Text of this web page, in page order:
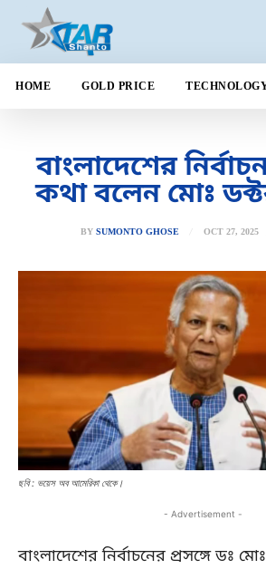
HOME GOLD PRICE
বাংলাদেশের
কথা বলেন মোঃ
BY SUMONTO GHOSE OCT 27, 2025
ছবি : ভয়েস অব আমেরিকা থেকে।
- Advertisement -
বাংলাদেশের নির্বাচনের প্রসঙ্গে ডঃ